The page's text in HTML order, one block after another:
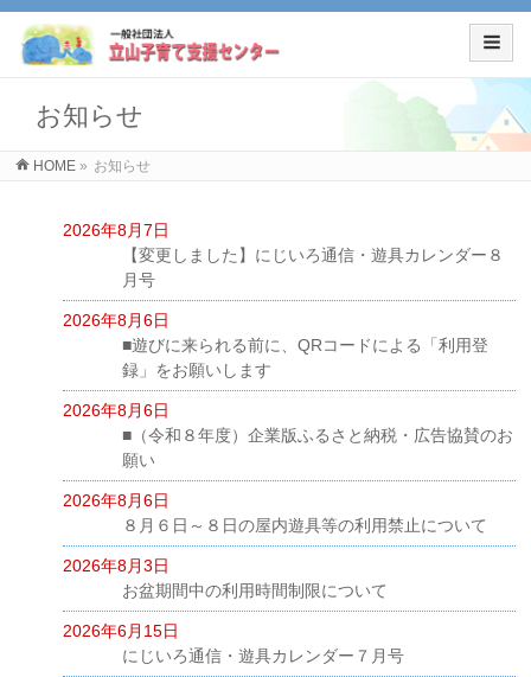
お知らせ
HOME » お知らせ
2026年8月7日
【変更しました】にじいろ通信・遊具カレンダー８
月号
2026年8月6日
■遊びに来られる前に、QRコードによる「利用登
録」をお願いします
2026年8月6日
■（令和８年度）企業版ふるさと納税・広告協賛のお
願い
2026年8月6日
８月６日～８日の屋内遊具等の利用禁止について
2026年8月3日
お盆期間中の利用時間制限について
2026年6月15日
にじいろ通信・遊具カレンダー７月号